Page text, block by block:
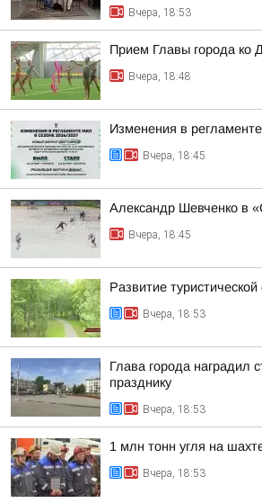
Вчера, 18:53
Прием Главы города ко
Вчера, 18:48
Изменения в
Вчера, 18:45
Александр Шевченко в
Вчера, 18:45
Развитие туристической
Вчера, 18:53
Глава города наградил
празднику
Вчера, 18:53
1 млн тонн угля на
Вчера, 18:53